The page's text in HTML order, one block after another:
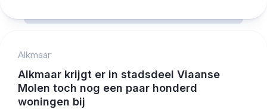
Alkmaar
Alkmaar krijgt er in stadsdeel Viaanse
Molen toch nog een paar honderd
woningen bij